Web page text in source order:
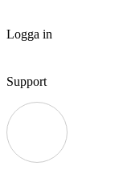
Logga in
Support